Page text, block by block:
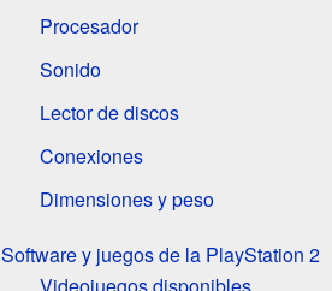
Procesador
Sonido
Lector de discos
Conexiones
Dimensiones y peso
Software y juegos de la PlayStation 2